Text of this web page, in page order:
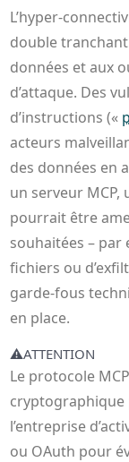
double
données et aux
d’attaque. Des
d’instructions («
acteurs
des données en
un serveur
pourrait être
souhaitées –
fichiers ou
garde‑fous
en place.
⚠️ATTENTION
Le protocole
cryptographique
l’entreprise
ou OAuth pour